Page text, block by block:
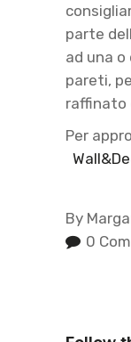
parte
ad una
pareti,
raffinato
Per
By
0